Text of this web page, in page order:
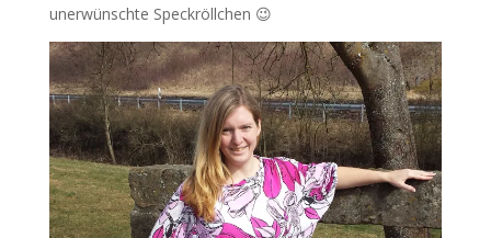
unerwünschte Speckröllchen 😉